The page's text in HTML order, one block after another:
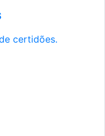
certidões.